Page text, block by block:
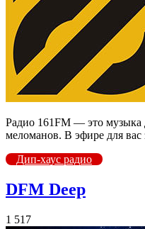
Радио 161FM — это музыка
меломанов. В эфире для
Дип-хаус радио
DFM Deep
1 517